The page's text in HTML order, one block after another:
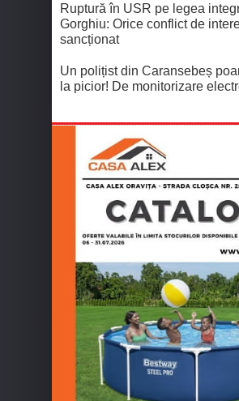
Ruptură în USR pe legea
Gorghiu: Orice conflict de
sancționat
Un polițist din Caransebeș
la picior! De monitorizare